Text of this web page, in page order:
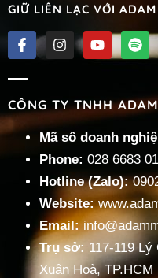
Nhạc Hip Hop – P2
« Trước 1
GIỮ LIÊN LẠC VỚI
CÔNG TY TNHH
Mã số doanh
Phone: 028 6683
Hotline (Zalo):
Website:
Email:
Trụ sở: 117-119
Xuân Hoà, TP.HCM